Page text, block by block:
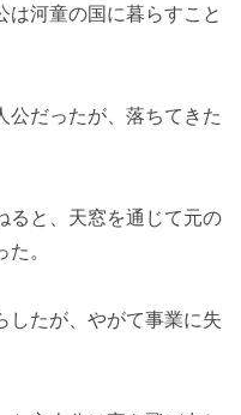
は河童の国に暮らすこと
公だったが、落ちてきた
ると、天窓を通じて元の
。
したが、やがて事業に失